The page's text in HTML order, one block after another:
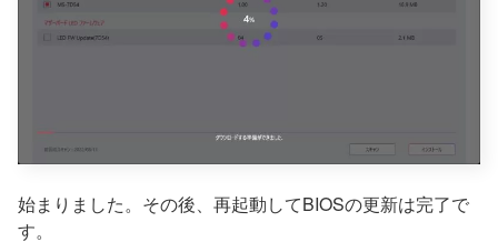
始まりました。その後、再起動してBIOSの更新は完了で
す。